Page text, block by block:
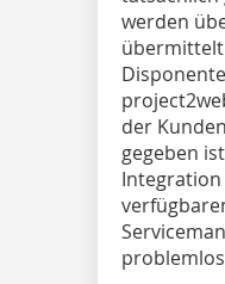
werden
der
gegeben
Integration